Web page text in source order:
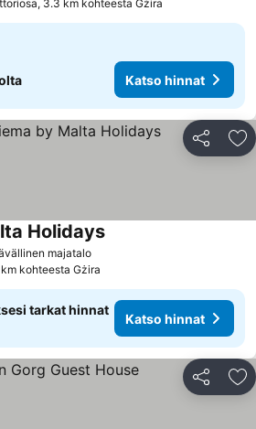
3.3 km kohteesta Gżira
Katso hinnat
Jaa
majatalo
Holidays
kohteesta Gżira
tarkat hinnat
Katso hinnat
Jaa